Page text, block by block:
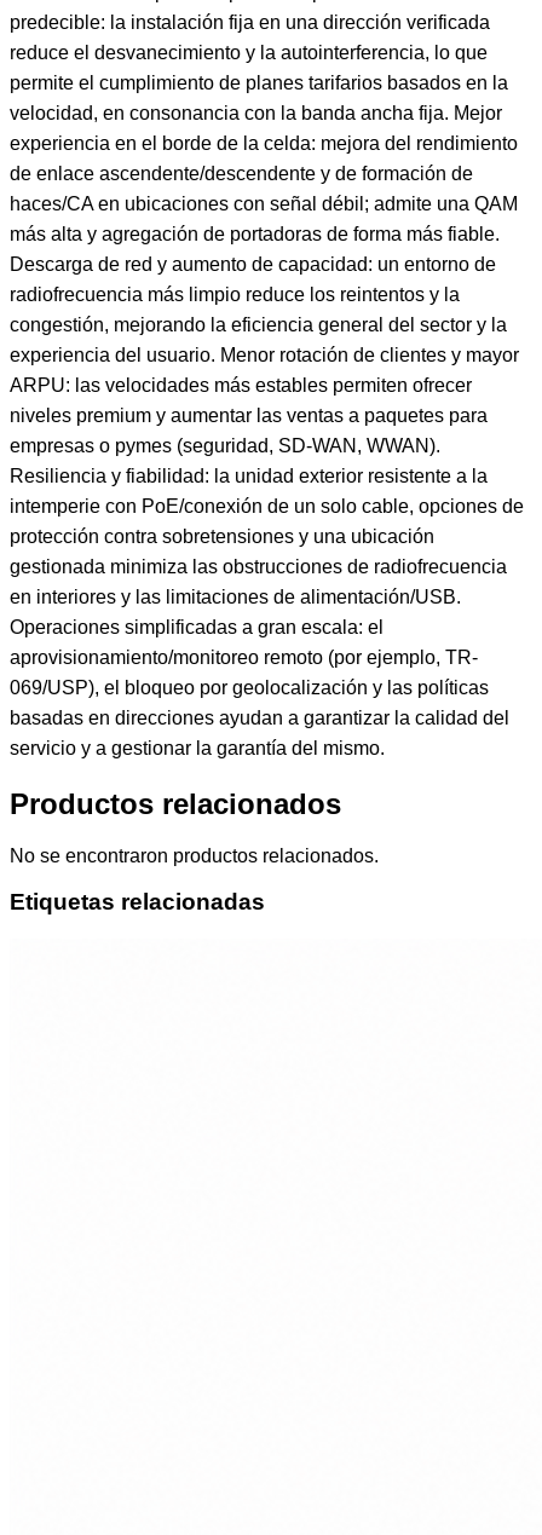
Productos relacionados
No se encontraron productos relacionados.
Etiquetas relacionadas